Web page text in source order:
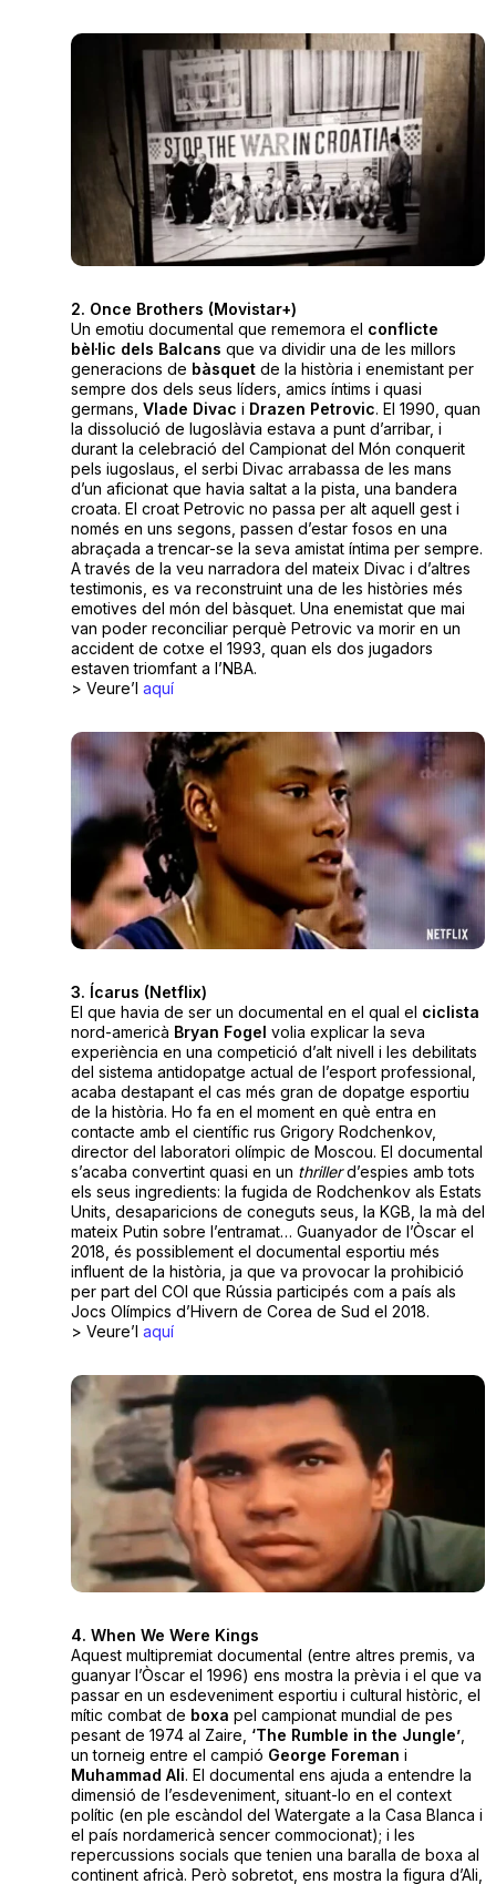
2. Once Brothers (Movistar+)
Un emotiu documental que rememora el conflicte
bèl·lic dels Balcans que va dividir una de les millors
generacions de bàsquetde la història i enemistant per
sempre dos dels seus líders, amics íntims i quasi
germans, Vlade Divac i Drazen Petrovic. El 1990, quan
la dissolució de Iugoslàvia estava a punt d’arribar, i
durant la celebració del Campionat del Món conquerit
pels iugoslaus, el serbi Divac arrabassa de les mans
d’un aficionat que havia saltat a la pista, una bandera
croata. El croat Petrovic no passa per alt aquell gest i
només en uns segons, passen d’estar fosos en una
abraçada a trencar-se la seva amistat íntima per sempre.
A través de la veu narradora del mateix Divac i d’altres
testimonis, es va reconstruint una de les històries més
emotives del món del bàsquet. Una enemistat que mai
van poder reconciliar perquè Petrovic va morir en un
accident de cotxe el 1993, quan els dos jugadors
estaven triomfant a l’NBA.
> Veure’l aquí
3. Ícarus (Netflix)
El que havia de ser un documental en el qual el ciclista
nord-americà Bryan Fogel volia explicar la seva
experiència en una competició d’alt nivell i les debilitats
del sistema antidopatge actual de l’esport professional,
acaba destapant el cas més gran de dopatge esportiu
de la història. Ho fa en el moment en què entra en
contacte amb el científic rus Grigory Rodchenkov,
director del laboratori olímpic de Moscou. El documental
s’acaba convertint quasi en un thrillerd’espies amb tots
els seus ingredients: la fugida de Rodchenkov als Estats
Units, desaparicions de coneguts seus, la KGB, la mà del
mateix Putin sobre l’entramat… Guanyador de l’Òscar el
2018, és possiblement el documental esportiu més
influent de la història, ja que va provocar la prohibició
per part del COI que Rússia participés com a país als
Jocs Olímpics d’Hivern de Corea de Sud el 2018.
> Veure’l aquí
4. When We Were Kings
Aquest multipremiat documental (entre altres premis, va
guanyar l’Òscar el 1996) ens mostra la prèvia i el que va
passar en un esdeveniment esportiu i cultural històric, el
mític combat de boxa pel campionat mundial de pes
pesant de 1974 al Zaire, ‘The Rumble in the Jungle’,
un torneig entre el campió George Foreman i
Muhammad Ali. El documental ens ajuda a entendre la
dimensió de l’esdeveniment, situant-lo en el context
polític (en ple escàndol del Watergate a la Casa Blanca i
el país nordamericà sencer commocionat); i les
repercussions socials que tenien una baralla de boxa al
continent africà. Però sobretot, ens mostra la figura d’Ali,